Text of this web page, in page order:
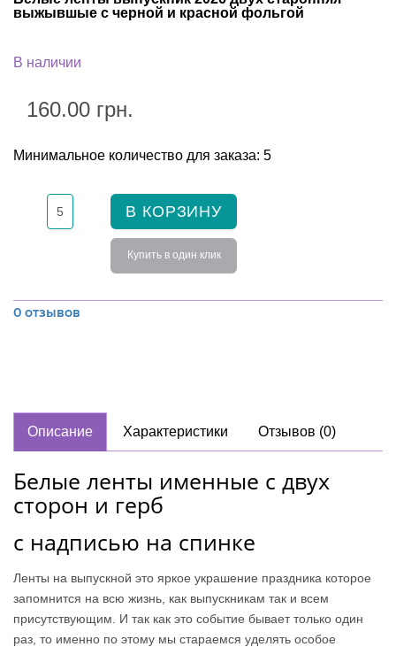
выжывшые с черной и красной фольгой
В наличии
160.00 грн.
Минимальное количество для заказа: 5
В КОРЗИНУ
Купить в один клик
0 отзывов
Описание Характеристики Отзывов (0)
Белые ленты именные с двух
сторон и герб
с надписью на спинке
Ленты на выпускной это яркое украшение праздника которое
запомнится на всю жизнь, как выпускникам так и всем
присутствующим. И так как это событие бывает только один
раз, то именно по этому мы стараемся уделять особое